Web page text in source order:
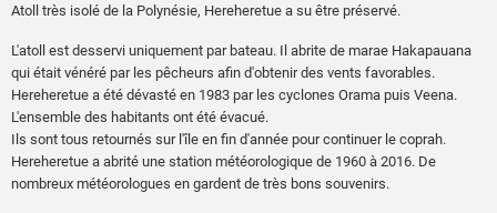
Atoll très isolé de la Polynésie, Hereheretue a su être préservé.
L'atoll est desservi uniquement par bateau. Il abrite de marae Hakapauana
qui était vénéré par les pêcheurs afin d'obtenir des vents favorables.
Hereheretue a été dévasté en 1983 par les cyclones Orama puis Veena.
L'ensemble des habitants ont été évacué.
Ils sont tous retournés sur l'île en fin d'année pour continuer le coprah.
Hereheretue a abrité une station météorologique de 1960 à 2016. De
nombreux météorologues en gardent de très bons souvenirs.